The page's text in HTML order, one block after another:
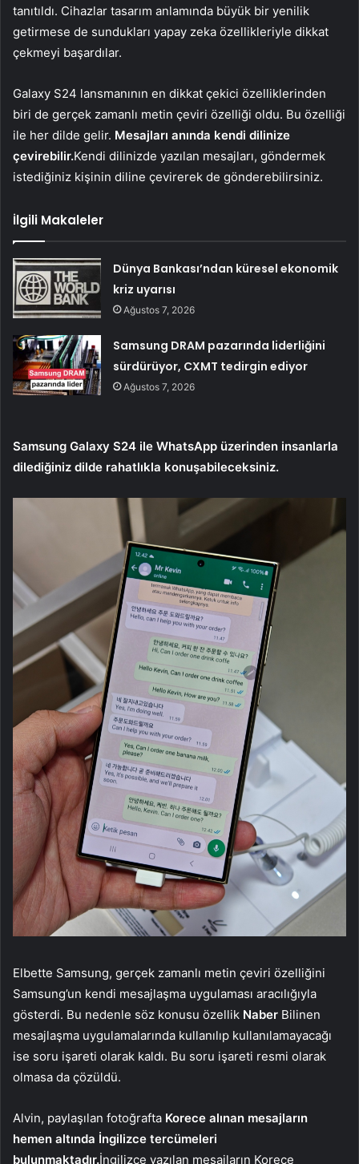
tanıtıldı. Cihazlar tasarım anlamında büyük bir yenilik
getirmese de sundukları yapay zeka özellikleriyle dikkat
çekmeyi başardılar.
Galaxy S24 lansmanının en dikkat çekici özelliklerinden
biri de gerçek zamanlı metin çeviri özelliği oldu. Bu özelliği
ile her dilde gelir. Mesajları anında kendi dilinize
çevirebilir.Kendi dilinizde yazılan mesajları, göndermek
istediğiniz kişinin diline çevirerek de gönderebilirsiniz.
İlgili Makaleler
Dünya Bankası’ndan küresel ekonomik
kriz uyarısı
Ağustos 7, 2026
Samsung DRAM pazarında liderliğini
sürdürüyor, CXMT tedirgin ediyor
Ağustos 7, 2026
Samsung Galaxy S24 ile WhatsApp üzerinden insanlarla
dilediğiniz dilde rahatlıkla konuşabileceksiniz.
Elbette Samsung, gerçek zamanlı metin çeviri özelliğini
Samsung’un kendi mesajlaşma uygulaması aracılığıyla
gösterdi. Bu nedenle söz konusu özellik Naber Bilinen
mesajlaşma uygulamalarında kullanılıp kullanılamayacağı
ise soru işareti olarak kaldı. Bu soru işareti resmi olarak
olmasa da çözüldü.
Alvin, paylaşılan fotoğrafta Korece alınan mesajların
hemen altında İngilizce tercümeleri
bulunmaktadır.İngilizce yazılan mesajların Korece